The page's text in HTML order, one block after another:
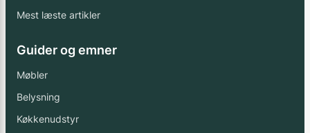
Mest læste artikler
Guider og emner
Møbler
Belysning
Køkkenudstyr